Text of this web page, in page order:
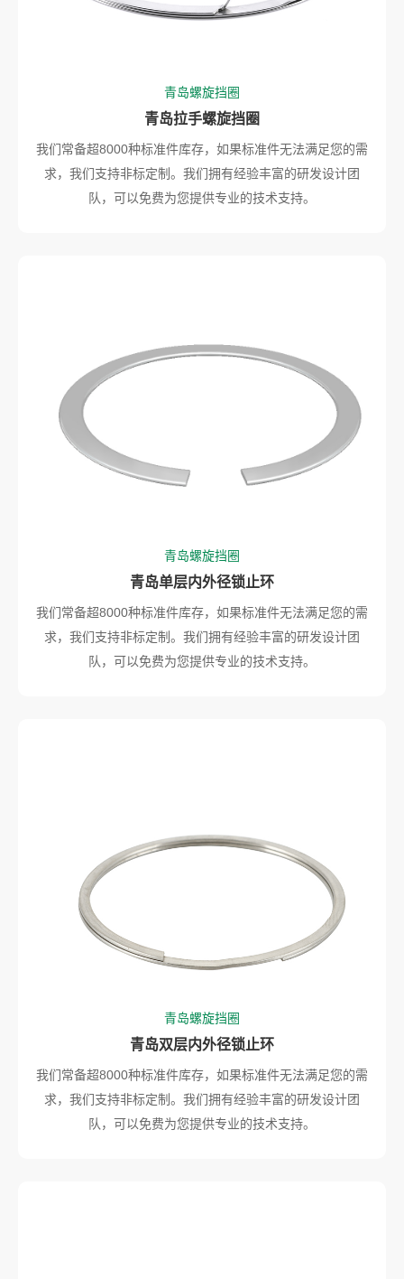
青岛螺旋挡圈
青岛拉手螺旋挡圈
我们常备超8000种标准件库存，如果标准件无法满足您的需
求，我们支持非标定制。我们拥有经验丰富的研发设计团
队，可以免费为您提供专业的技术支持。
青岛螺旋挡圈
青岛单层内外径锁止环
我们常备超8000种标准件库存，如果标准件无法满足您的需
求，我们支持非标定制。我们拥有经验丰富的研发设计团
队，可以免费为您提供专业的技术支持。
青岛螺旋挡圈
青岛双层内外径锁止环
我们常备超8000种标准件库存，如果标准件无法满足您的需
求，我们支持非标定制。我们拥有经验丰富的研发设计团
队，可以免费为您提供专业的技术支持。